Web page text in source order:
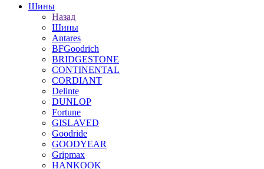
Шины
Назад
Шины
Antares
BFGoodrich
BRIDGESTONE
CONTINENTAL
CORDIANT
Delinte
DUNLOP
Fortune
GISLAVED
Goodride
GOODYEAR
Gripmax
HANKOOK